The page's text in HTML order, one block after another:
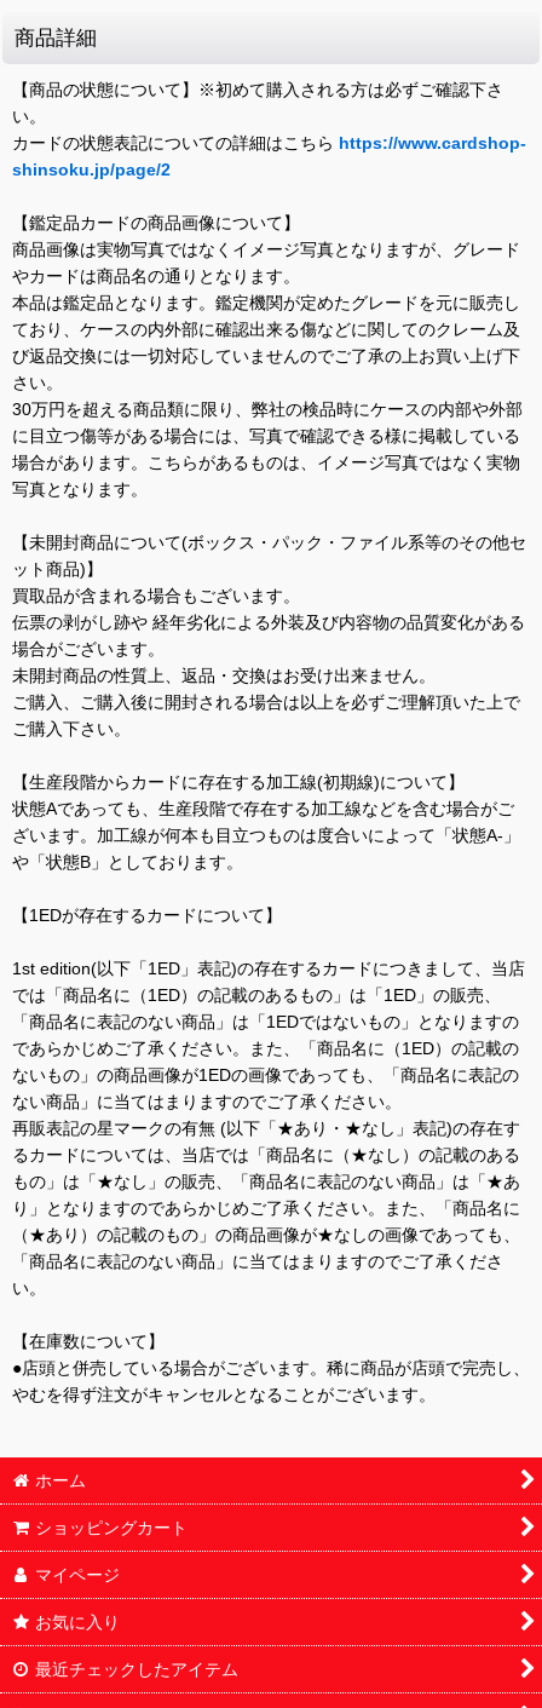
商品詳細
【商品の状態について】※初めて購入される方は必ずご確認下さ
い。
カードの状態表記についての詳細はこちら https://www.cardshop-
shinsoku.jp/page/2
【鑑定品カードの商品画像について】
商品画像は実物写真ではなくイメージ写真となりますが、グレード
やカードは商品名の通りとなります。
本品は鑑定品となります。鑑定機関が定めたグレードを元に販売し
ており、ケースの内外部に確認出来る傷などに関してのクレーム及
び返品交換には一切対応していませんのでご了承の上お買い上げ下
さい。
30万円を超える商品類に限り、弊社の検品時にケースの内部や外部
に目立つ傷等がある場合には、写真で確認できる様に掲載している
場合があります。こちらがあるものは、イメージ写真ではなく実物
写真となります。
【未開封商品について(ボックス・パック・ファイル系等のその他セ
ット商品)】
買取品が含まれる場合もございます。
伝票の剥がし跡や 経年劣化による外装及び内容物の品質変化がある
場合がございます。
未開封商品の性質上、返品・交換はお受け出来ません。
ご購入、ご購入後に開封される場合は以上を必ずご理解頂いた上で
ご購入下さい。
【生産段階からカードに存在する加工線(初期線)について】
状態Aであっても、生産段階で存在する加工線などを含む場合がご
ざいます。加工線が何本も目立つものは度合いによって「状態A-」
や「状態B」としております。
【1EDが存在するカードについて】
1st edition(以下「1ED」表記)の存在するカードにつきまして、当店
では「商品名に（1ED）の記載のあるもの」は「1ED」の販売、
「商品名に表記のない商品」は「1EDではないもの」となりますの
であらかじめご了承ください。また、「商品名に（1ED）の記載の
ないもの」の商品画像が1EDの画像であっても、「商品名に表記の
ない商品」に当てはまりますのでご了承ください。
再販表記の星マークの有無 (以下「★あり・★なし」表記)の存在す
るカードについては、当店では「商品名に（★なし）の記載のある
もの」は「★なし」の販売、「商品名に表記のない商品」は「★あ
り」となりますのであらかじめご了承ください。また、「商品名に
（★あり）の記載のもの」の商品画像が★なしの画像であっても、
「商品名に表記のない商品」に当てはまりますのでご了承くださ
い。
【在庫数について】
●店頭と併売している場合がございます。稀に商品が店頭で完売し、
やむを得ず注文がキャンセルとなることがございます。
ホーム
ショッピングカート
マイページ
お気に入り
最近チェックしたアイテム